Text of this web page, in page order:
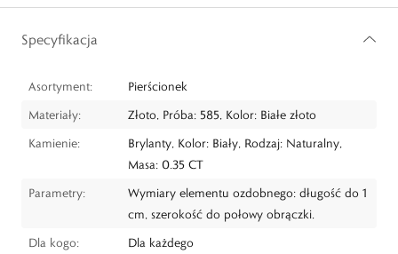
Specyfikacja
Asortyment:
Pierścionek
Materiały:
Złoto, Próba: 585, Kolor: Białe złoto
Kamienie:
Brylanty, Kolor: Biały, Rodzaj: Naturalny,
Masa: 0.35 CT
Parametry:
Wymiary elementu ozdobnego: długość do 1
cm, szerokość do połowy obrączki.
Dla kogo:
Dla każdego